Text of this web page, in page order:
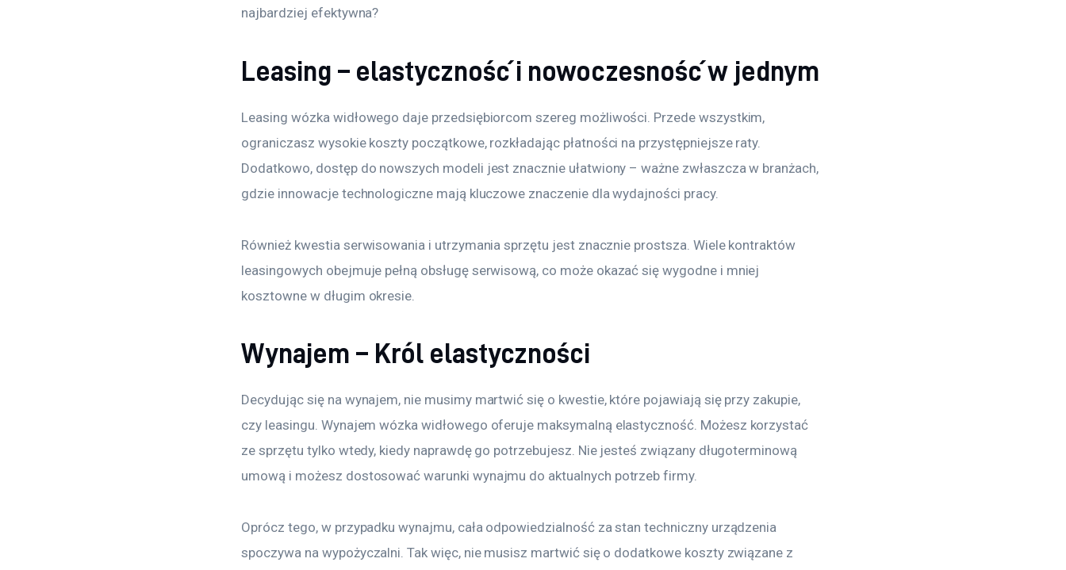
najbardziej efektywna?
Leasing – elastyczność i nowoczesność w jednym
Leasing wózka widłowego daje przedsiębiorcom szereg możliwości. Przede wszystkim,
ograniczasz wysokie koszty początkowe, rozkładając płatności na przystępniejsze raty.
Dodatkowo, dostęp do nowszych modeli jest znacznie ułatwiony – ważne zwłaszcza w branżach,
gdzie innowacje technologiczne mają kluczowe znaczenie dla wydajności pracy.
Również kwestia serwisowania i utrzymania sprzętu jest znacznie prostsza. Wiele kontraktów
leasingowych obejmuje pełną obsługę serwisową, co może okazać się wygodne i mniej
kosztowne w długim okresie.
Wynajem – Król elastyczności
Decydując się na wynajem, nie musimy martwić się o kwestie, które pojawiają się przy zakupie,
czy leasingu. Wynajem wózka widłowego oferuje maksymalną elastyczność. Możesz korzystać
ze sprzętu tylko wtedy, kiedy naprawdę go potrzebujesz. Nie jesteś związany długoterminową
umową i możesz dostosować warunki wynajmu do aktualnych potrzeb firmy.
Oprócz tego, w przypadku wynajmu, cała odpowiedzialność za stan techniczny urządzenia
spoczywa na wypożyczalni. Tak więc, nie musisz martwić się o dodatkowe koszty związane z